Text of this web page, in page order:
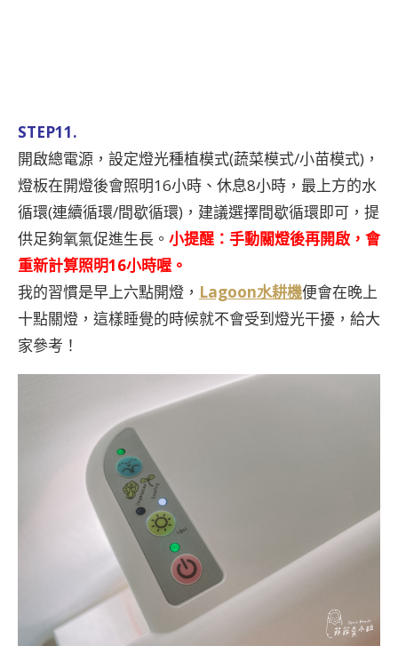
STEP11.
開啟總電源，設定燈光種植模式(蔬菜模式/小苗模式)，
燈板在開燈後會照明16小時、休息8小時，最上方的水
循環(連續循環/間歇循環)，建議選擇間歇循環即可，提
供足夠氧氣促進生長。 小提醒：手動關燈後再開啟，會
重新計算照明16小時喔。
我的習慣是早上六點開燈， Lagoon水耕機便會在晚上
十點關燈，這樣睡覺的時候就不會受到燈光干擾，給大
家參考！